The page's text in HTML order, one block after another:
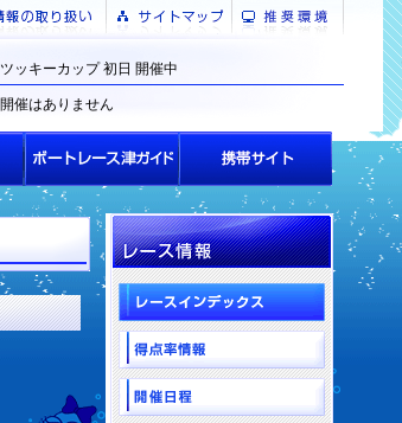
ツッキーカップ 初日 開催中
開催はありません